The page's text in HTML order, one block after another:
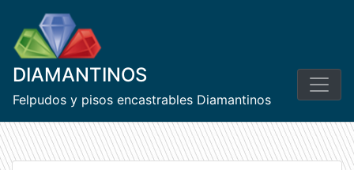
content
DIAMANTINOS
Felpudos y pisos encastrables Diamantinos